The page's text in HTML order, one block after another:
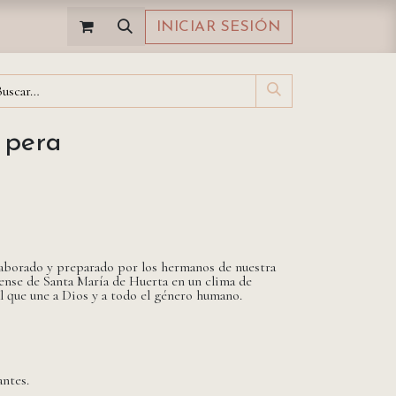
INICIAR SESIÓN
y preparado por los hermanos de nuestra
de Santa María de Huerta en un clima de
une a Dios y a todo el género humano.